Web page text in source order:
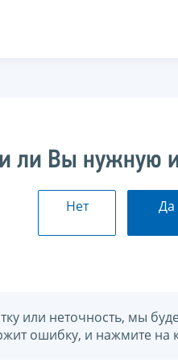
ли Вы нужную
Нет Да
или неточность, мы
ошибку, и нажмите